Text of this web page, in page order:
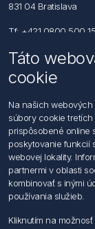
831 04 Bratislava
Tf: +421 0800 500
Email:
Kontaktujte nás
Informácie
Imprint
Vyhlásenie k
Všeobecné
Obchodný
Môj účet
Táto
cookie
Na našich
súbory cookie
prispôsobené online
poskytovanie funkcií
webovej lokality.
partnermi v oblasti
kombinovať s inými
používania služieb.
Kliknutím na